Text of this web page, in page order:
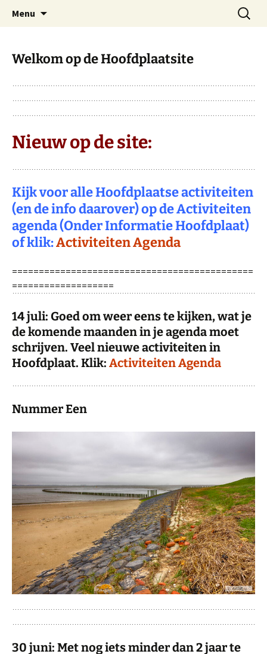
Hoofdplaat.com
Dorp achter de dijk
Menu
Zoeken
naar:
Welkom op de Hoofdplaatsite
Nieuw op de site:
Kijk voor alle Hoofdplaatse activiteiten
(en de info daarover) op de Activiteiten
agenda (Onder Informatie Hoofdplaat)
of klik:Activiteiten Agenda
=============================================
===================
14 juli: Goed om weer eens te kijken, wat je
de komende maanden in je agenda moet
schrijven. Veel nieuwe activiteiten in
Hoofdplaat. Klik: Activiteiten Agenda
Nummer Een
30 juni: Met nog iets minder dan 2 jaar te